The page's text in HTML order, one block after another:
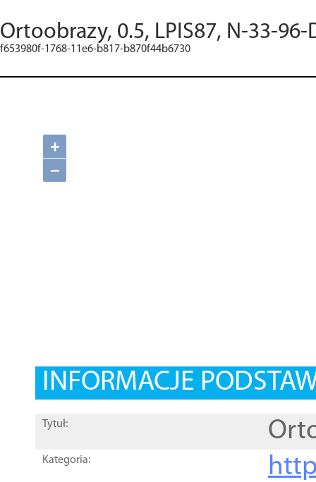
Ortoobrazy, 0.5, LPIS87, N-33-
f653980f-1768-11e6-b817-b870f44b6730
+
−
INFORMACJE
Tytuł:
Kategoria: